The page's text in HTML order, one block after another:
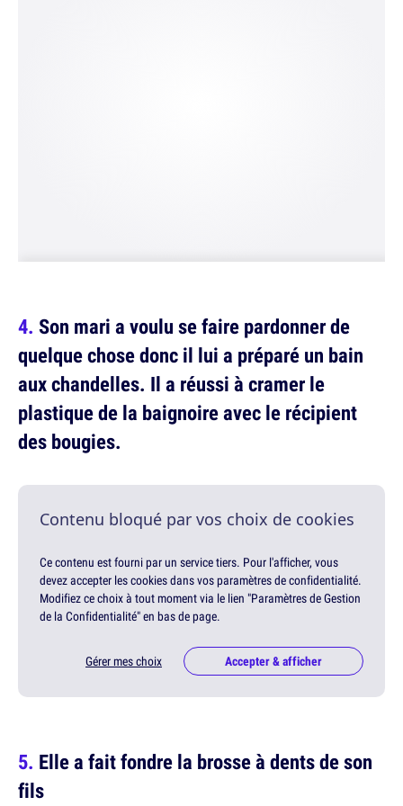
Son mari a voulu se faire pardonner de
quelque chose donc il lui a préparé un bain
aux chandelles. Il a réussi à cramer le
plastique de la baignoire avec le récipient
des bougies.
Contenu bloqué par vos choix de cookies
Ce contenu est fourni par un service tiers. Pour l'afficher, vous
devez accepter les cookies dans vos paramètres de confidentialité.
Modifiez ce choix à tout moment via le lien "Paramètres de Gestion
de la Confidentialité" en bas de page.
Gérer mes choix Accepter & afficher
Elle a fait fondre la brosse à dents de son
fils